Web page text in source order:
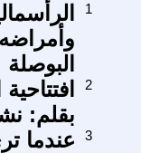
البوصلة
1
بقلم:
2
عندما 3